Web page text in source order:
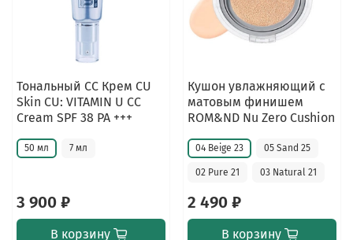
Тональный СС Крем CU
Skin CU: VITAMIN U CC
Cream SPF 38 PA +++
50 мл 7 мл
3 900 ₽
В корзину
Кушон увлажняющий с
матовым финишем
ROM&ND Nu Zero Cushion
04 Beige 23 05 Sand 25
02 Pure 21 03 Natural 21
2 490 ₽
В корзину